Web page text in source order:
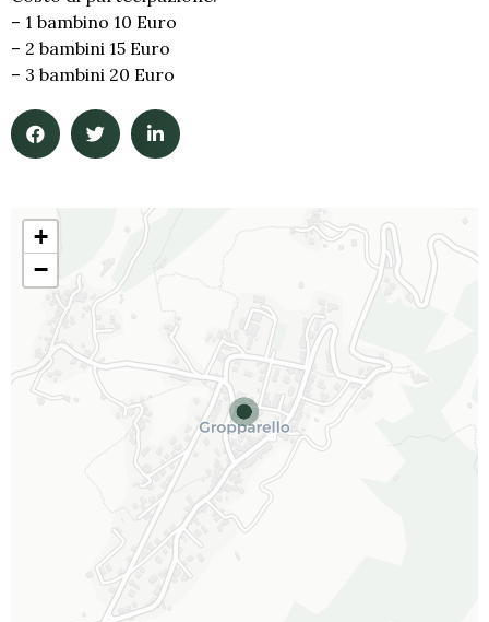
– 1 bambino 10 Euro
– 2 bambini 15 Euro
– 3 bambini 20 Euro
+
−